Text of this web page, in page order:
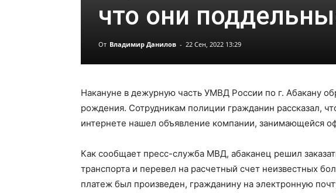
что они
От Владимир Данилов - 22 Сен, 2022 13:29
Накануне в дежурную часть УМВД России по г. Абакану
рождения. Сотрудникам полиции гражданин рассказал,
интернете нашел объявление компании, занимающейся
Как сообщает пресс-служба МВД, абаканец решил
транспорта и перевел на расчетный счет неизвестных
платеж был произведен, гражданину на электронную